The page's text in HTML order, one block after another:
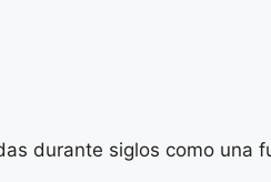
durante siglos como una